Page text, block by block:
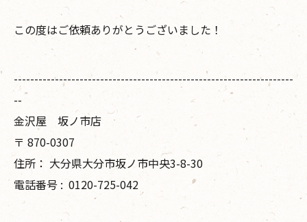
この度はご依頼ありがとうございました！
--------------------------------------------------------------------
--
金沢屋 坂ノ市店
〒 870-0307
住所： 大分県大分市坂ノ市中央3-8-30
電話番号 : 0120-725-042